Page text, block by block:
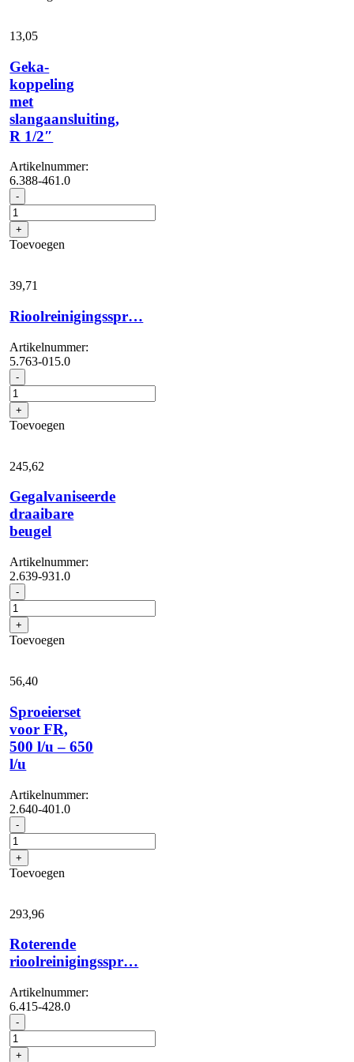
13,05
Geka-
koppeling
met
slangaansluiting,
R 1/2″
Artikelnummer:
6.388-461.0
- Geka-
koppeling
met
slangaansluiting,
R
aantal
+
Toevoegen
39,71
Rioolreinigingsspr…
Artikelnummer:
5.763-015.0
- Rioolreinigingsspr...
aantal
+
Toevoegen
245,62
Gegalvaniseerde
draaibare
beugel
Artikelnummer:
2.639-931.0
- Gegalvaniseerde
draaibare
beugel
aantal
+
Toevoegen
56,40
Sproeierset
voor FR,
500 l/u – 650
l/u
Artikelnummer:
2.640-401.0
- Sproeierset
voor
FR,
500
l/u
650
l/u
+
Toevoegen
293,96
Roterende
rioolreinigingsspr…
Artikelnummer:
6.415-428.0
- Roterende
rioolreinigingsspr...
aantal
+